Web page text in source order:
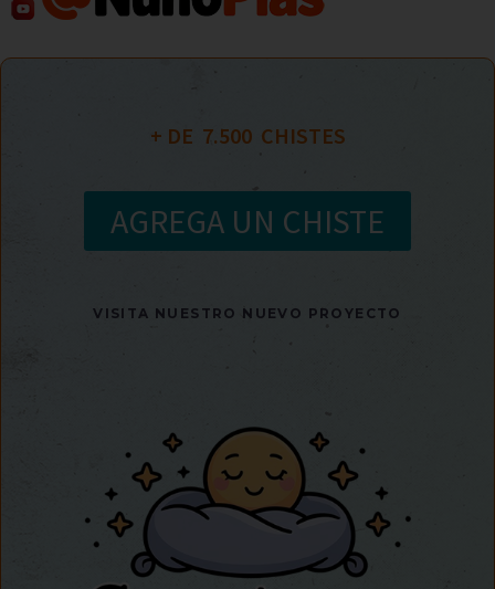
+ DE 7.500
  CHISTES
AGREGA UN CHISTE
VISITA NUESTRO NUEVO PROYECTO